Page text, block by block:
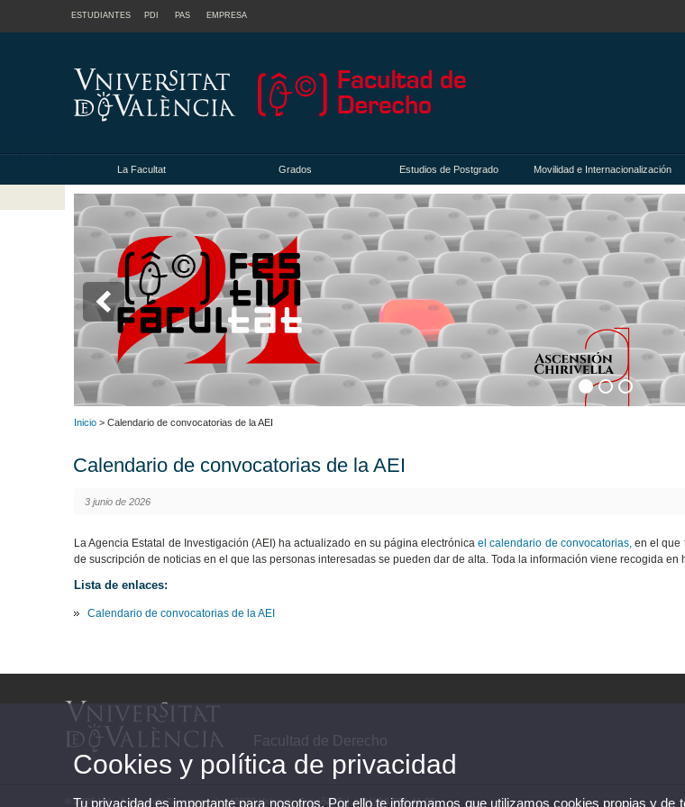
ESTUDIANTES PDI PAS EMPRESA
La Facultat Grados Estudios de Postgrado Movilidad e Internacionalización
Inicio > Calendario de convocatorias de la AEI
Calendario de convocatorias de la AEI
3 junio de 2026
La Agencia Estatal de Investigación (AEI) ha actualizado en su página electrónicael calendario de convocatorias,en el que
de suscripción de noticias en el que las personas interesadas se pueden dar de alta. Toda la información viene recogida en
Lista de enlaces:
Calendario de convocatorias de la AEI
Facultad de Derecho
© 2026 UV. - Avda. dels Tarongers s/n, 46022 Valencia. España. Tel. (+34) 96 386 41 00
Cookies y política de privacidad
Tu privacidad es importante para nosotros. Por ello te informamos que utilizamos cookies propias y de